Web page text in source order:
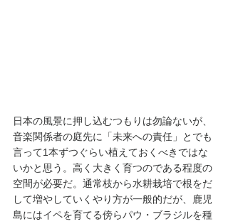
日本の風景に押し込むつもりは勿論ないが、
音楽関係者の庭先に「未来への責任」とでも
言って1本ずつぐらい植えておくべきではな
いかと思う。高く大きく育つのである程度の
空間が必要だ。通常枝から水耕栽培で根をだ
して増やしていくやり方が一般的だが、鹿児
島にはイペを育てる傍らパウ・ブラジルを種